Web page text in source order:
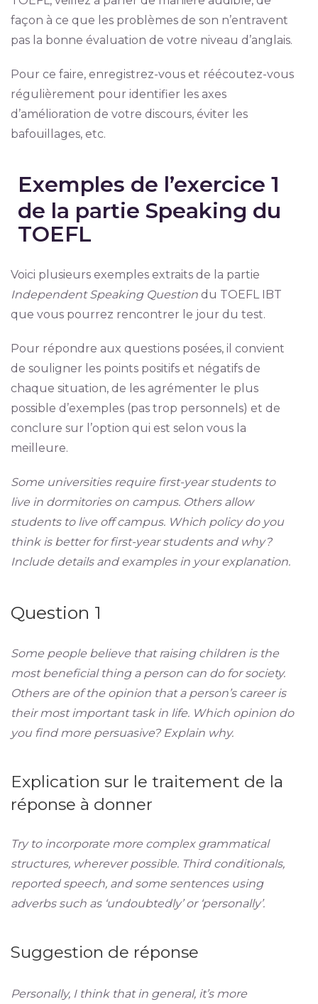
façon à ce que les problèmes de son n’entravent
pas la bonne évaluation de votre niveau d’anglais.
Pour ce faire, enregistrez-vous et réécoutez-vous
régulièrement pour identifier les axes
d’amélioration de votre discours, éviter les
bafouillages, etc.
Exemples de l’exercice 1
de la partie Speaking du
TOEFL
Voici plusieurs exemples extraits de la partie
Independent Speaking Questiondu TOEFL IBT
que vous pourrez rencontrer le jour du test.
Pour répondre aux questions posées, il convient
de souligner les points positifs et négatifs de
chaque situation, de les agrémenter le plus
possible d’exemples (pas trop personnels) et de
conclure sur l’option qui est selon vous la
meilleure.
Some universities require first-year students to
live in dormitories on campus. Others allow
students to live off campus. Which policy do you
think is better for first-year students and why?
Include details and examples in your explanation.
Question 1
Some people believe that raising children is the
most beneficial thing a person can do for society.
Others are of the opinion that a person’s career is
their most important task in life. Which opinion do
you find more persuasive? Explain why.
Explication sur le traitement de la
réponse à donner
Try to incorporate more complex grammatical
structures, wherever possible. Third conditionals,
reported speech, and some sentences using
adverbs such as ‘undoubtedly’ or ‘personally’.
Suggestion de réponse
Personally, I think that in general, it’s more